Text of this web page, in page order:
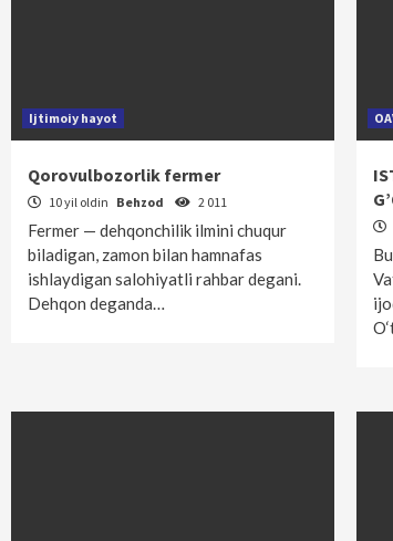
Ijtimoiy hayot
Qorovulbozorlik fermer
10 yil oldin Behzod 2 011
Fermer — dehqonchilik ilmini chuqur
biladigan, zamon bilan hamnafas
ishlaydigan salohiyatli rahbar degani.
Dehqon deganda…